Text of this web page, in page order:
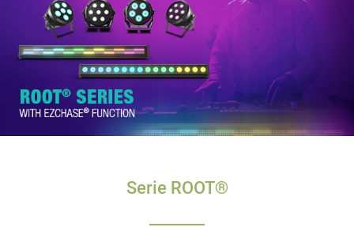
Serie ROOT®